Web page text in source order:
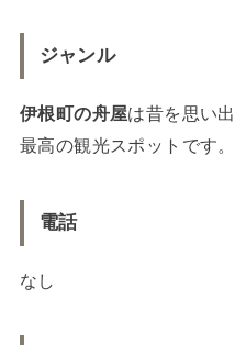
ジャンル
伊根町の舟屋は昔を思い
最高の観光スポットです。
電話
なし